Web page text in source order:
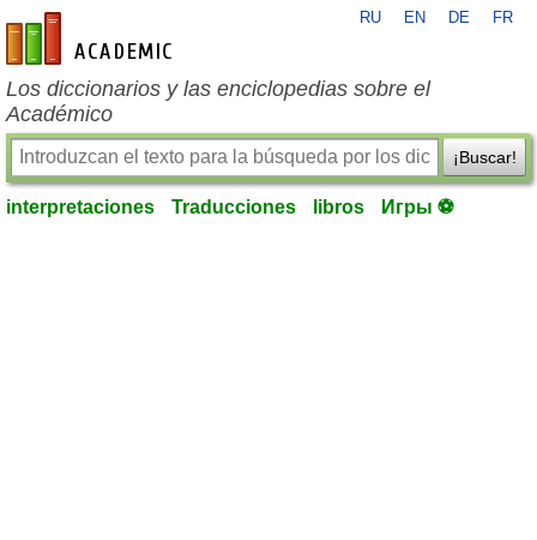
es-academic.com
RU EN DE FR
Los diccionarios y las enciclopedias sobre el
Académico
¡Buscar!
interpretaciones Traducciones libros Игры ⚽